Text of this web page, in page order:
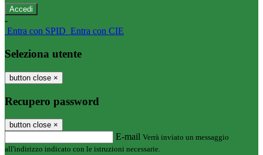
-
Entra con SPID Entra con CIE
Seleziona utente
button close ×
Recupero password
button close ×
E-mail Verrà inviato un messaggio
all'indirizzo indicato con le istruzioni necessarie.